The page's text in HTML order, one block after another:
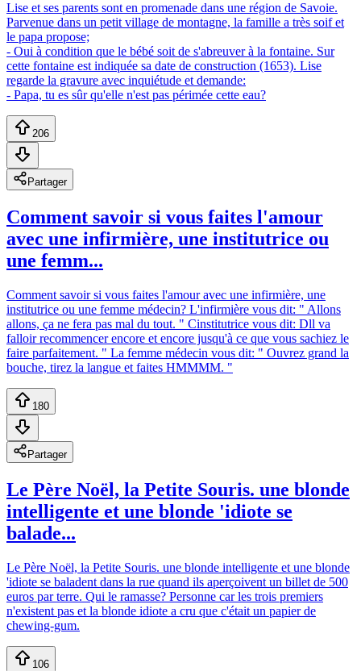
Lise et ses parents sont en promenade dans une région de Savoie.
Parvenue dans un petit village de montagne, la famille a très soif et
le papa propose;
- Oui à condition que le bébé soit de s'abreuver à la fontaine. Sur
cette fontaine est indiquée sa date de construction (1653). Lise
regarde la gravure avec inquiétude et demande:
- Papa, tu es sûr qu'elle n'est pas périmée cette eau?
206
Partager
Comment savoir si vous faites l'amour
avec une infirmière, une institutrice ou
une femm...
Comment savoir si vous faites l'amour avec une infirmière, une
institutrice ou une femme médecin? L'infirmière vous dit: " Allons
allons, ça ne fera pas mal du tout. " Cinstitutrice vous dit: Dll va
falloir recommencer encore et encore jusqu'à ce que vous sachiez le
faire parfaitement. " La femme médecin vous dit: " Ouvrez grand la
bouche, tirez la langue et faites HMMMM. "
180
Partager
Le Père Noël, la Petite Souris. une blonde
intelligente et une blonde 'idiote se
balade...
Le Père Noël, la Petite Souris. une blonde intelligente et une blonde
'idiote se baladent dans la rue quand ils aperçoivent un billet de 500
euros par terre. Qui le ramasse? Personne car les trois premiers
n'existent pas et la blonde idiote a cru que c'était un papier de
chewing-gum.
106